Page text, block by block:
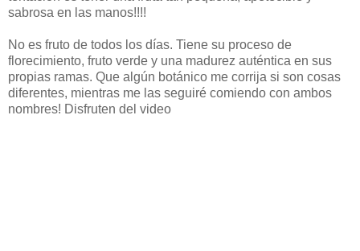
sabrosa en las manos!!!!
No es fruto de todos los días. Tiene su proceso de
florecimiento, fruto verde y una madurez auténtica en sus
propias ramas. Que algún botánico me corrija si son cosas
diferentes, mientras me las seguiré comiendo con ambos
nombres! Disfruten del video